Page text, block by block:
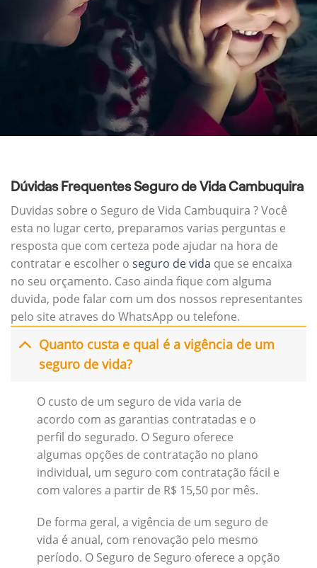
Dúvidas Frequentes Seguro de Vida Cambuquira
Duvidas sobre o Seguro de Vida Cambuquira ? Você
esta no lugar certo, preparamos varias perguntas e
resposta que com certeza pode ajudar na hora de
contratar e escolher o seguro de vida que se encaixa
no seu orçamento. Caso ainda fique com alguma
duvida, pode falar com um dos nossos representantes
pelo site atraves do WhatsApp ou telefone.
Quanto custa e qual é a vigência de um
seguro de vida?
O custo de um seguro de vida varia de
acordo com as garantias contratadas e o
perfil do segurado. O Seguro oferece
algumas opções de contratação no plano
individual, um seguro com contratação fácil e
com valores a partir de R$ 15,50 por mês.
De forma geral, a vigência de um seguro de
vida é anual, com renovação pelo mesmo
período. O Seguro de Seguro oferece a opção